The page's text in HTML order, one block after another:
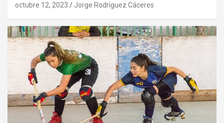
octubre 12, 2023 Jorge Rodríguez Cáceres